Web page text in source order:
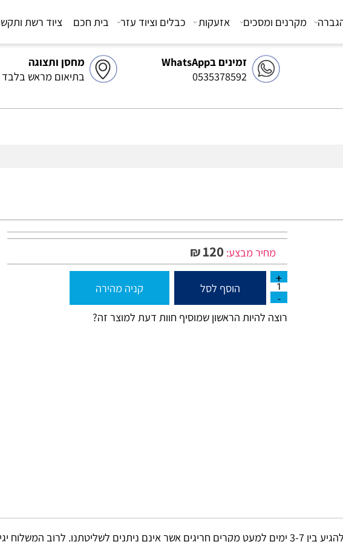
זמינים בWhatsApp
0535378592
מחסן ותצוגה
בתיאום מראש בלבד
מקרנים ומסכים אזעקות כבלים וציוד עזר בית חכם ציוד רשת
מחיר מבצע: ₪120